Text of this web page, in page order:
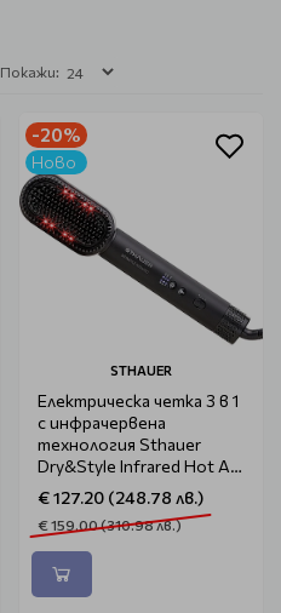
Покажи:
-20%
Ново
STHAUER
Електрическа четка 3 в 1
с инфрачервена
технология Sthauer
Dry&Style Infrared Hot Air
Styling Brush
€ 127.20 (248.78 лв.)
€ 159.00 (310.98 лв.)